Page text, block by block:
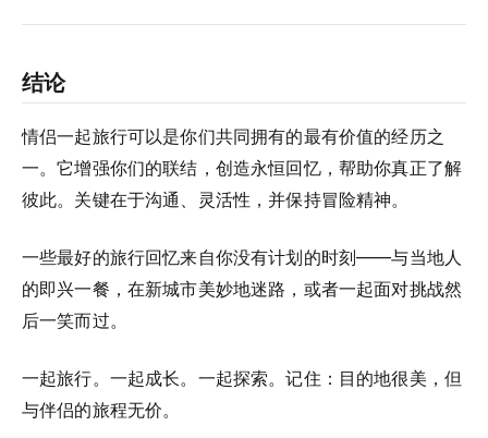
结论
情侣一起旅行可以是你们共同拥有的最有价值的经历之
一。它增强你们的联结，创造永恒回忆，帮助你真正了解
彼此。关键在于沟通、灵活性，并保持冒险精神。
一些最好的旅行回忆来自你没有计划的时刻——与当地人
的即兴一餐，在新城市美妙地迷路，或者一起面对挑战然
后一笑而过。
一起旅行。一起成长。一起探索。记住：目的地很美，但
与伴侣的旅程无价。